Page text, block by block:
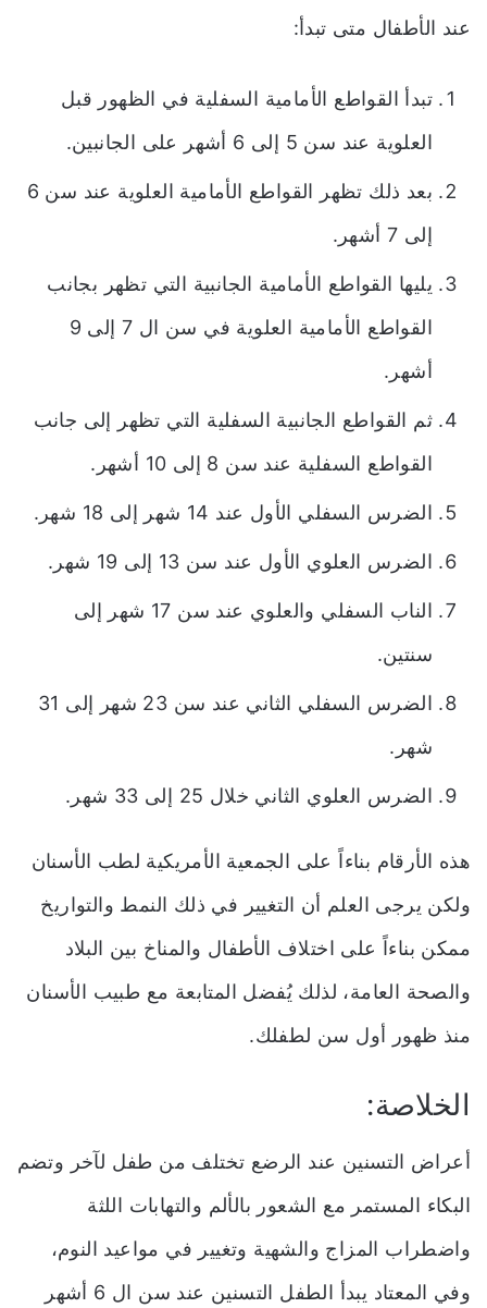
عند الأطفال متى تبدأ:
تبدأ القواطع الأمامية السفلية في الظهور قبل
العلوية عند سن 5 إلى 6 أشهر على الجانبين.
بعد ذلك تظهر القواطع الأمامية العلوية عند سن 6
إلى 7 أشهر.
يليها القواطع الأمامية الجانبية التي تظهر بجانب
القواطع الأمامية العلوية في سن ال 7 إلى 9
أشهر.
ثم القواطع الجانبية السفلية التي تظهر إلى جانب
القواطع السفلية عند سن 8 إلى 10 أشهر.
الضرس السفلي الأول عند 14 شهر إلى 18 شهر.
الضرس العلوي الأول عند سن 13 إلى 19 شهر.
الناب السفلي والعلوي عند سن 17 شهر إلى
سنتين.
الضرس السفلي الثاني عند سن 23 شهر إلى 31
شهر.
الضرس العلوي الثاني خلال 25 إلى 33 شهر.
هذه الأرقام بناءاً على الجمعية الأمريكية لطب الأسنان
ولكن يرجى العلم أن التغيير في ذلك النمط والتواريخ
ممكن بناءاً على اختلاف الأطفال والمناخ بين البلاد
والصحة العامة، لذلك يُفضل المتابعة مع طبيب الأسنان
منذ ظهور أول سن لطفلك.
الخلاصة:
أعراض التسنين عند الرضع تختلف من طفل لآخر وتضم
البكاء المستمر مع الشعور بالألم والتهابات اللثة
واضطراب المزاج والشهية وتغيير في مواعيد النوم،
وفي المعتاد يبدأ الطفل التسنين عند سن ال 6 أشهر